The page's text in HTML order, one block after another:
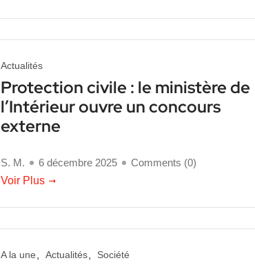
Actualités
Protection civile : le ministère de
l’Intérieur ouvre un concours
externe
S. M. 6 décembre 2025 Comments (0)
Voir Plus
A la une Actualités Société